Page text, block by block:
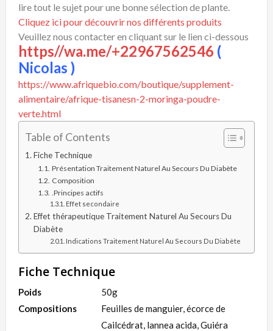
lire tout le sujet pour une bonne sélection de plante.
Cliquez ici pour découvrir nos différents produits
Veuillez nous contacter en cliquant sur le lien ci-dessous
https//wa.me/+22967562546 (
Nicolas )
https://www.afriquebio.com/boutique/supplement-
alimentaire/afrique-tisanesn-2-moringa-poudre-
verte.html
Table of Contents
Fiche Technique
Présentation Traitement Naturel Au Secours Du Diabète
Composition
.Principes actifs
Effet secondaire
Effet thérapeutique Traitement Naturel Au Secours Du
Diabète
Indications Traitement Naturel Au Secours Du Diabète
Fiche Technique
Poids
50g
Compositions
Feuilles de manguier, écorce de
Cailcédrat, lannea acida, Guiéra